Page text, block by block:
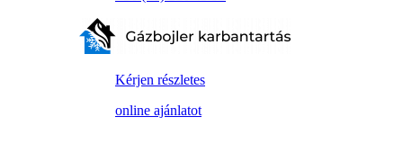
Kérjen részletes
online ajánlatot